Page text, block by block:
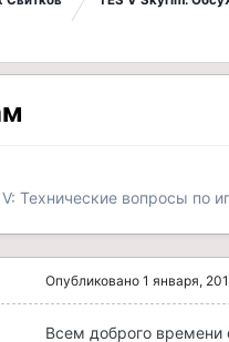
V: Технические вопросы по
Опубликовано 1 января,
Всем доброго времени